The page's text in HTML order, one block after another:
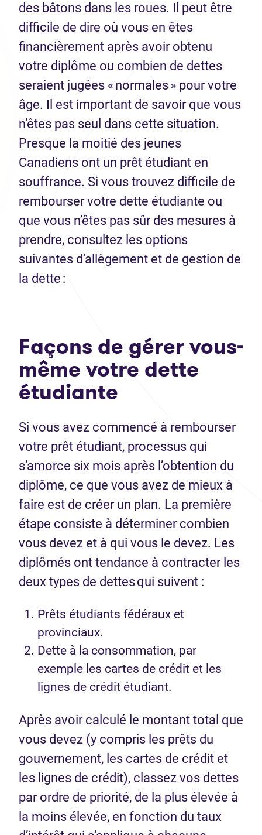
des bâtons dans les roues. Il peut être
difficile de dire où vous en êtes
financièrement après avoir obtenu
votre diplôme ou combien de dettes
seraient jugées « normales » pour votre
âge. Il est important de savoir que vous
n’êtes pas seul dans cette situation.
Presque la moitié des jeunes
Canadiens ont un prêt étudiant en
souffrance. Si vous trouvez difficile de
rembourser votre dette étudiante ou
que vous n’êtes pas sûr des mesures à
prendre, consultez les options
suivantes d’allègement et de gestion de
la dette :
Façons de gérer vous-
même votre dette
étudiante
Si vous avez commencé à rembourser
votre prêt étudiant, processus qui
s’amorce six mois après l’obtention du
diplôme, ce que vous avez de mieux à
faire est de créer un plan. La première
étape consiste à déterminer combien
vous devez et à qui vous le devez. Les
diplômés ont tendance à contracter les
deux types de dettes qui suivent :
Prêts étudiants fédéraux et
provinciaux.
Dette à la consommation, par
exemple les cartes de crédit et les
lignes de crédit étudiant.
Après avoir calculé le montant total que
vous devez (y compris les prêts du
gouvernement, les cartes de crédit et
les lignes de crédit), classez vos dettes
par ordre de priorité, de la plus élevée à
la moins élevée, en fonction du taux